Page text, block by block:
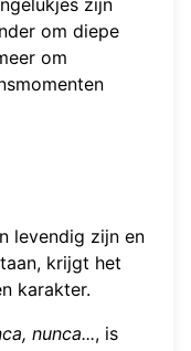
zijn
om diepe
om
levendig zijn en
krijgt het
karakter.
nunca..., is